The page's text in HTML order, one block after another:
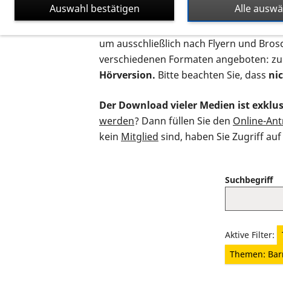
Auf dieser Seite finden Sie sämtliches
um ausschließlich nach Flyern und
verschiedenen Formaten angeboten:
Hörversion. Bitte beachten Sie, dass
Der Download vieler Medien ist
werden? Dann füllen Sie den Online-
kein Mitglied sind, haben Sie Zugriff
Suchbegriff
Aktive Filter:
Themen:
Alle
Auswahl bestätigen